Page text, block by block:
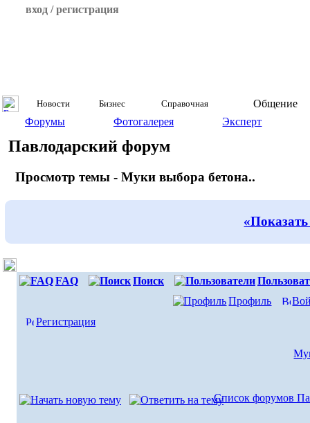
вход / регистрация
Новости Бизнес Справочная
Общение
Форумы
Фотогалерея Эксперт
Павлодарский форум
Просмотр темы - Муки выбора бетона..
FAQ Поиск
Профиль
Регистрация
Список форумов